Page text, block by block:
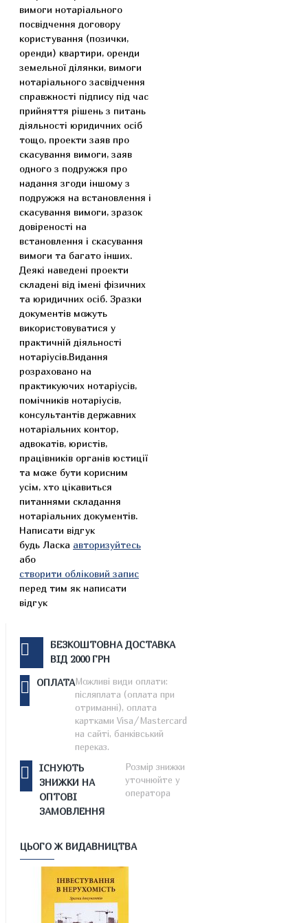
вимоги нотаріального
посвідчення договору
користування (позички,
оренди) квартири, оренди
земельної ділянки, вимоги
нотаріального засвідчення
справжності підпису під час
прийняття рішень з питань
діяльності юридичних осіб
тощо, проекти заяв про
скасування вимоги, заяв
одного з подружжя про
надання згоди іншому з
подружжя на встановлення і
скасування вимоги, зразок
довіреності на
встановлення і скасування
вимоги та багато інших.
Деякі наведені проекти
складені від імені фізичних
та юридичних осіб. Зразки
документів можуть
використовуватися у
практичній діяльності
нотаріусів.Видання
розраховано на
практикуючих нотаріусів,
помічників нотаріусів,
консультантів державних
нотаріальних контор,
адвокатів, юристів,
працівників органів юстиції
та може бути корисним
усім, хто цікавиться
питаннями складання
нотаріальних документів.
Написати відгук
будь Ласка авторизуйтесь
або
створити обліковий запис
перед тим як написати
відгук
БЕЗКОШТОВНА ДОСТАВКА
ВІД 2000 ГРН
ОПЛАТАМожливі види оплати:
післяплата (оплата при
отриманні), оплата
картками Visa/Mastercard
на сайті, банківський
переказ.
ІСНУЮТЬ
ЗНИЖКИ НА
ОПТОВІ
ЗАМОВЛЕННЯ
Розмір знижки
уточнюйте у
оператора
ЦЬОГО Ж ВИДАВНИЦТВА